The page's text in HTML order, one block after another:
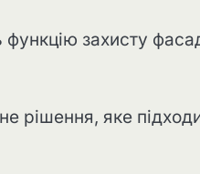
захисту
рішення, яке